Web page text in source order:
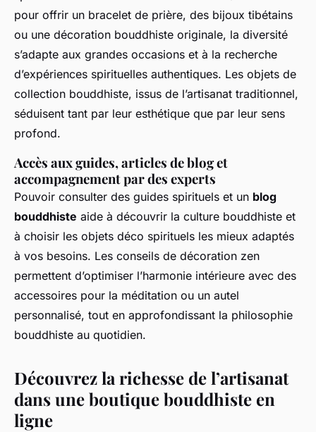
pour offrir un bracelet de prière, des bijoux tibétains
ou une décoration bouddhiste originale, la diversité
s’adapte aux grandes occasions et à la recherche
d’expériences spirituelles authentiques. Les objets de
collection bouddhiste, issus de l’artisanat traditionnel,
séduisent tant par leur esthétique que par leur sens
profond.
Accès aux guides, articles de blog et
accompagnement par des experts
Pouvoir consulter des guides spirituels et un blog
bouddhiste aide à découvrir la culture bouddhiste et
à choisir les objets déco spirituels les mieux adaptés
à vos besoins. Les conseils de décoration zen
permettent d’optimiser l’harmonie intérieure avec des
accessoires pour la méditation ou un autel
personnalisé, tout en approfondissant la philosophie
bouddhiste au quotidien.
Découvrez la richesse de l’artisanat
dans une boutique bouddhiste en
ligne